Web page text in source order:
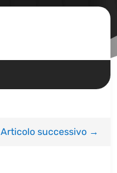
Articolo successivo→